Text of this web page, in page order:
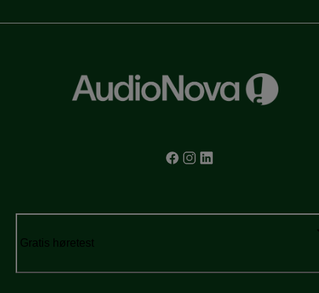
Gratis høretest